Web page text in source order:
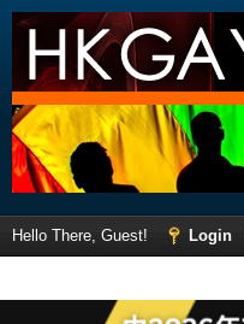
Hello There, Guest! Login